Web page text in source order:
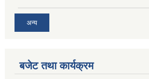
अन्य
बजेट तथा कार्यक्रम